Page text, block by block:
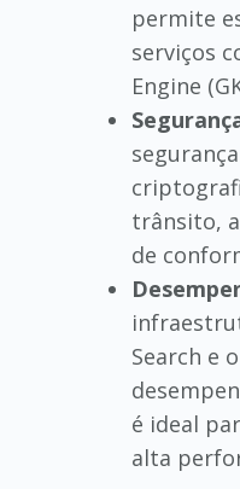
permite
serviços
Engine
trânsito,
de
Search e
é ideal
alta